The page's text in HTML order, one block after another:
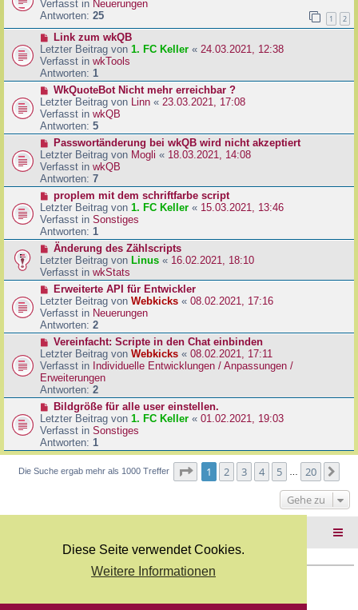
Diese Seite verwendet Cookies.
Weitere Informationen
g
i
t
a
g
u
e
r
B
e
i
t
a
g
Verfasst in Neuerungen
Antworten: 25 1 2
N
e
u
e
r
B
e
i
t
a
g
Link zum wkQB
Letzter Beitrag von 1. FC Keller « 24.03.2021, 12:38
Verfasst in wkTools
Antworten: 1
N
e
u
e
r
B
e
i
t
a
g
WkQuoteBot Nicht mehr erreichbar ?
Letzter Beitrag von Linn « 23.03.2021, 17:08
Verfasst in wkQB
Antworten: 5
N
e
u
e
r
B
e
i
t
a
g
Passwortänderung bei wkQB wird nicht akzeptiert
Letzter Beitrag von Mogli « 18.03.2021, 14:08
Verfasst in wkQB
Antworten: 7
N
e
u
e
r
B
e
i
r
a
g
proplem mit dem schriftfarbe script
Letzter Beitrag von 1. FC Keller « 15.03.2021, 13:46
Verfasst in Sonstiges
Antworten: 1
N
e
u
e
r
B
e
i
r
a
g
Änderung des Zählscripts
Letzter Beitrag von Linus « 16.02.2021, 18:10
Verfasst in wkStats
N
e
u
e
r
B
e
i
t
r
a
g
Erweiterte API für Entwickler
Letzter Beitrag von Webkicks « 08.02.2021, 17:16
Verfasst in Neuerungen
Antworten: 2
N
e
u
e
r
B
e
i
t
r
g
Vereinfacht: Scripte in den Chat einbinden
Letzter Beitrag von Webkicks « 08.02.2021, 17:11
Verfasst in Individuelle Entwicklungen / Anpassungen /
Erweiterungen
Antworten: 2
N
e
u
e
r
B
e
r
Bildgröße für alle user einstellen.
Letzter Beitrag von 1. FC Keller « 01.02.2021, 19:03
Verfasst in Sonstiges
Antworten: 1
Die Suche ergab mehr als 1000 Treffer Seite von
1 2 3 4 5 20
Gehe zu
Deutsche Übersetzung durchphpBB.de